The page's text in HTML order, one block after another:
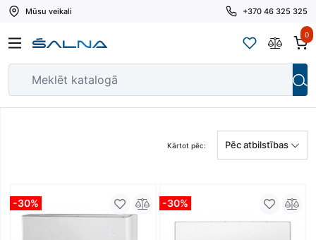
Mūsu veikali +370 46 325 325
0
Kārtot pēc: Pēc atbilstības
-30% -30%